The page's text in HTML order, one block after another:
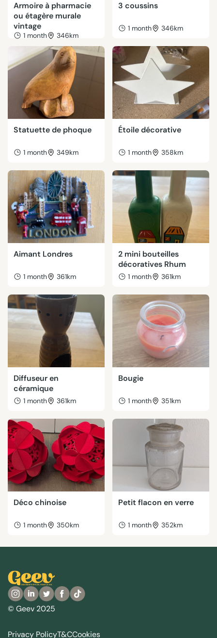
Armoire à pharmacie
ou étagère murale
vintage
1 month 346km
3 coussins
1 month 346km
Statuette de phoque
1 month 349km
Étoile décorative
1 month 358km
Aimant Londres
1 month 361km
2 mini bouteilles
décoratives Rhum
1 month 361km
Diffuseur en
céramique
1 month 361km
Bougie
1 month 351km
Déco chinoise
1 month 350km
Petit flacon en verre
1 month 352km
© Geev 2025
Privacy PolicyT&CCookies